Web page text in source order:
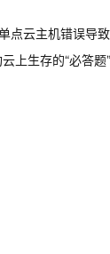
点云主机错误导
生存的“必答题”